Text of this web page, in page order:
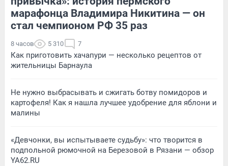
марафонца Владимира Никитина — он
стал чемпионом РФ 35 раз
8 часов 5 310 7
Как приготовить хачапури — несколько рецептов от
жительницы Барнаула
Не нужно выбрасывать и сжигать ботву помидоров и
картофеля! Как я нашла лучшее удобрение для яблони и
малины
«Девчонки, вы испытываете судьбу»: что творится в
подпольной рюмочной на Березовой в Рязани — обзор
YA62.RU